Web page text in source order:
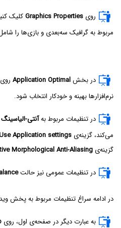
روی Graphics Propertiesکلیک
مربوط به گرافیک سه‌بعدی و بازی‌ها را
در بخشApplication Optimal
نرم‌افزارها بهینه و خودکار انتخاب شود.
در تنظیمات مربوط بهآنتی-الیاسینگ
می‌کند، گزینه‌ی Application settings
گزینه‌ی Morphological Anti-Aliasing
در تنظیمات عمومی نیز حالت
در ادامه سراغ تنظیمات مربوط به پخش
به عبارت دیگر در صفحه‌ی اول، روی